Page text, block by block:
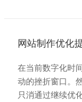
网站制作优化
在当前数字化时
动的挫折窗口。
只消通过继续优